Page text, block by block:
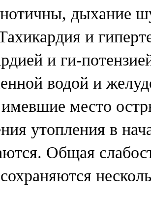
дыхание
и
и ги-
водой и
место
утопления в
Общая